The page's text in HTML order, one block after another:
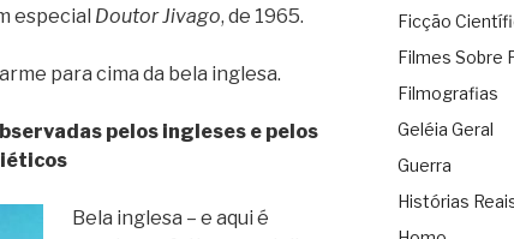
especial Doutor Jivago, de 1965.
para cima da bela inglesa.
pelos ingleses e pelos
Bela inglesa – e aqui é
Ficção
Filmes Sobre
Filmografias
Geléia Geral
Guerra
Histórias